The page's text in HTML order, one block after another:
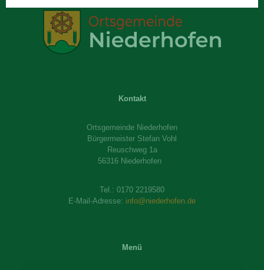
Kontakt
Ortsgemeinde Niederhofen
Bürgermeister Stefan Vohl
Reuschweg 1a
56316 Niederhofen
Tel.: 0170 2219580
E-Mail-Adresse: info@niederhofen.de
Menü